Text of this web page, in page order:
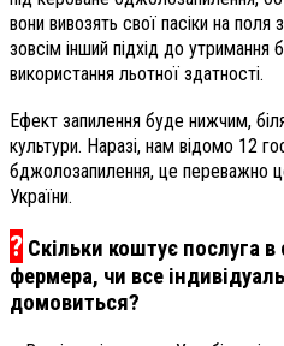
вони вивозять свої пасіки на
зовсім інший підхід до утримання
використання льотної здатності.
Ефект запилення буде нижчим,
культури. Наразі, нам відомо 12
бджолозапилення, це переважно
України.
? Скільки коштує послуга
фермера, чи все
домовиться?